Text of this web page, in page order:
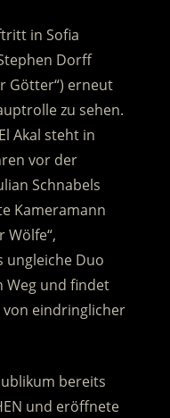
in Sofia
Dorff
Götter“) erneut
zu sehen.
Akal steht in
vor der
Schnabels
Kameramann
Wölfe“,
ungleiche Duo
Weg und findet
eindringlicher
bereits
und eröffnete